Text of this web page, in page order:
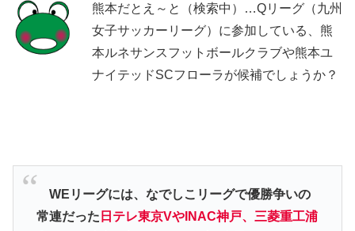
熊本だとえ～と（検索中）…Qリーグ（九州
女子サッカーリーグ）に参加している、熊
本ルネサンスフットボールクラブや熊本ユ
ナイテッドSCフローラが候補でしょうか？
WEリーグには、なでしこリーグで優勝争いの
常連だった 日テレ東京VやINAC神戸、三菱重工浦